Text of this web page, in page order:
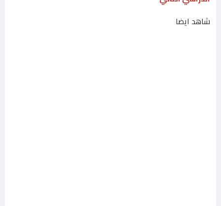
شاهد ايضا